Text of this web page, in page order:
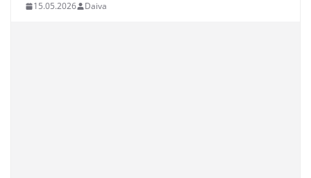
15.05.2026 Daiva